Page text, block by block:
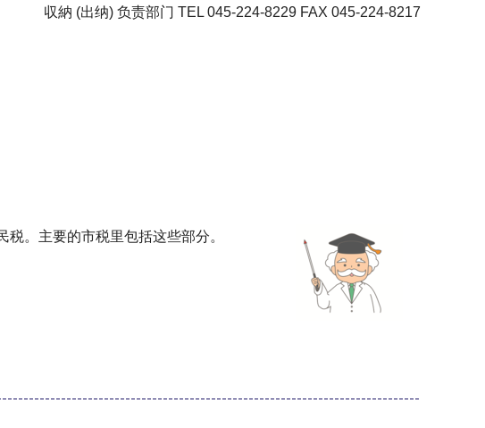
収納 (出纳) 负责部门 TEL 045-224-8229 FAX 045-224-8217
。主要的市税里包括这些部分。